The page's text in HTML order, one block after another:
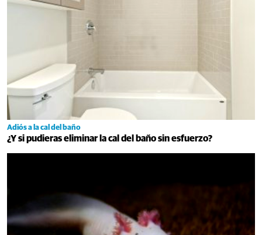
Adiós a la cal del baño
¿Y si pudieras eliminar la cal del baño sin esfuerzo?